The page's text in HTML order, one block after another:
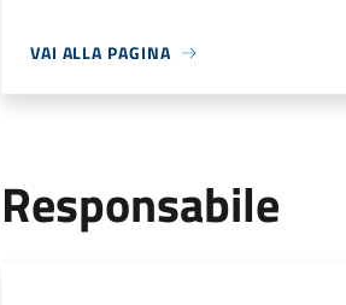
VAI ALLA PAGINA
Responsabile